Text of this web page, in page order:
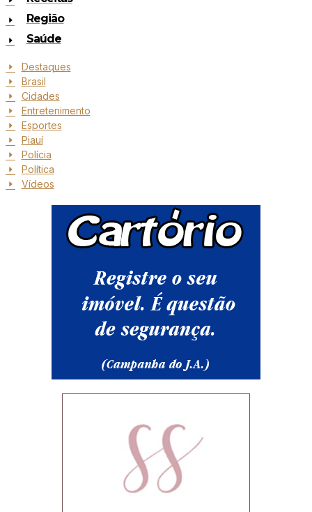
Região
Saúde
Destaques
Brasil
Cidades
Entretenimento
Esportes
Piauí
Polícia
Política
Vídeos